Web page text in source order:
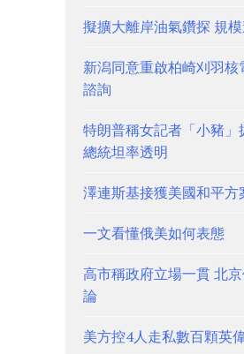
擬擴大離岸油氣鑽探 規
新潟同意重啟柏崎刈羽
諮詢
特朗普稱女記者「小豬」
總統坦率透明
澤連斯基接獲美國和平
一文看懂俄美如何表態
高市稱政府立場一貫 北
論
美方控4人走私數百顆英